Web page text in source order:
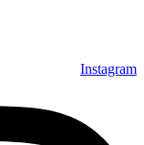
Instagram